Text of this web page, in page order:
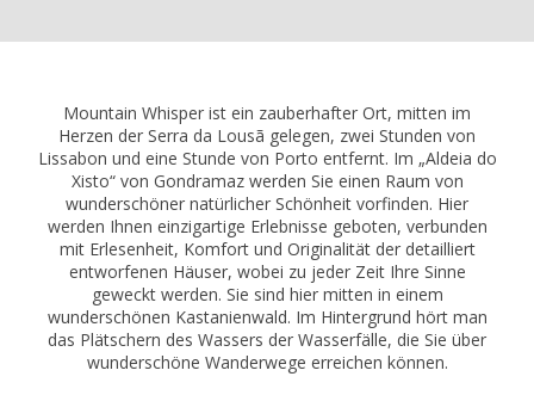
Mountain Whisper ist ein zauberhafter Ort, mitten im
Herzen der Serra da Lousã gelegen, zwei Stunden von
Lissabon und eine Stunde von Porto entfernt. Im „Aldeia do
Xisto“ von Gondramaz werden Sie einen Raum von
wunderschöner natürlicher Schönheit vorfinden. Hier
werden Ihnen einzigartige Erlebnisse geboten, verbunden
mit Erlesenheit, Komfort und Originalität der detailliert
entworfenen Häuser, wobei zu jeder Zeit Ihre Sinne
geweckt werden. Sie sind hier mitten in einem
wunderschönen Kastanienwald. Im Hintergrund hört man
das Plätschern des Wassers der Wasserfälle, die Sie über
wunderschöne Wanderwege erreichen können.